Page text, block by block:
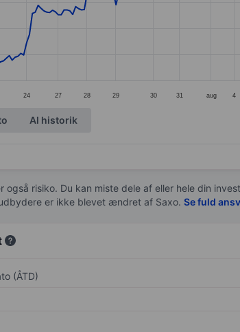
24 27 28 29 30 31 aug 4
Al historik
risiko. Du kan miste dele af eller hele din
er ikke blevet ændret af Saxo. Se fuld
(ÅTD)